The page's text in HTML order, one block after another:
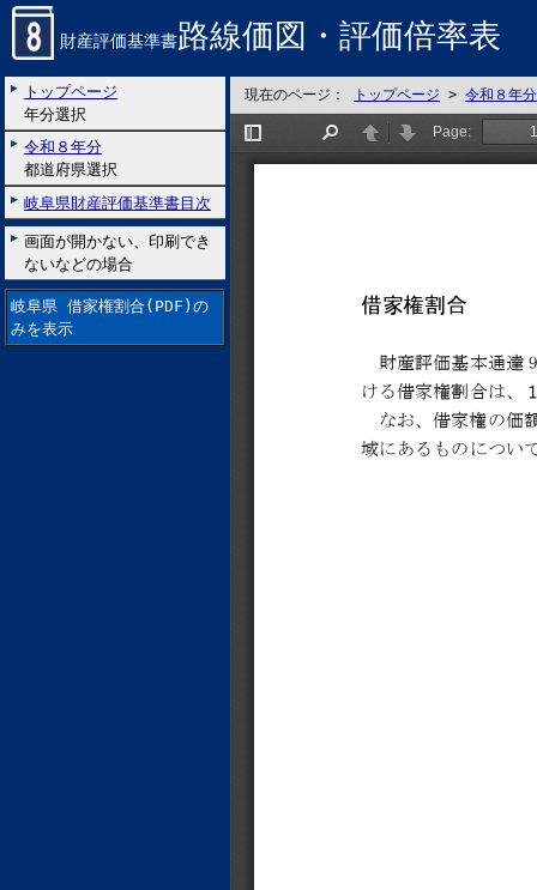
財産評価基準書路線価図・評価倍率表
トップページ
年分選択
令和８年分
都道府県選択
岐阜県財産評価基準書目次
画面が開かない、印刷でき
ないなどの場合
岐阜県 借家権割合(PDF)の
みを表示
現在のページ： トップページ > 令和８年分